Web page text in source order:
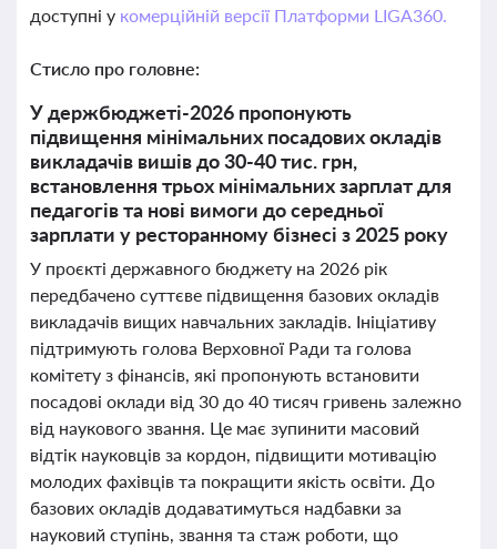
доступні у комерційній версії Платформи LIGA360.
Стисло про головне:
У держбюджеті-2026 пропонують
підвищення мінімальних посадових окладів
викладачів вишів до 30-40 тис. грн,
встановлення трьох мінімальних зарплат для
педагогів та нові вимоги до середньої
зарплати у ресторанному бізнесі з 2025 року
У проєкті державного бюджету на 2026 рік
передбачено суттєве підвищення базових окладів
викладачів вищих навчальних закладів. Ініціативу
підтримують голова Верховної Ради та голова
комітету з фінансів, які пропонують встановити
посадові оклади від 30 до 40 тисяч гривень залежно
від наукового звання. Це має зупинити масовий
відтік науковців за кордон, підвищити мотивацію
молодих фахівців та покращити якість освіти. До
базових окладів додаватимуться надбавки за
науковий ступінь, звання та стаж роботи, що